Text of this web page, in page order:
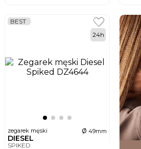
zegarek męski ø 49mm
DIESEL
SPIKED
BEST
24h